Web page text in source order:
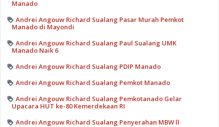
Manado
Andrei Angouw Richard Sualang Pasar Murah Pemkot
Manado di Mayondi
Andrei Angouw Richard Sualang Paul Sualang UMK
Manado Naik 6
Andrei Angouw Richard Sualang PDIP Manado
Andrei Angouw Richard Sualang Pemkot Manado
Andrei Angouw Richard Sualang Pemkotanado Gelar
Upacara HUT ke-80 Kemerdekaan RI
Andrei Angouw Richard Sualang Penyerahan MBW ll